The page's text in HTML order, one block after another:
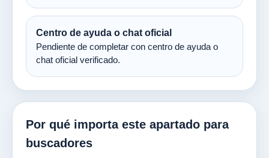
Centro de ayuda o chat oficial
Pendiente de completar con centro de ayuda o
chat oficial verificado.
Por qué importa este apartado para
buscadores